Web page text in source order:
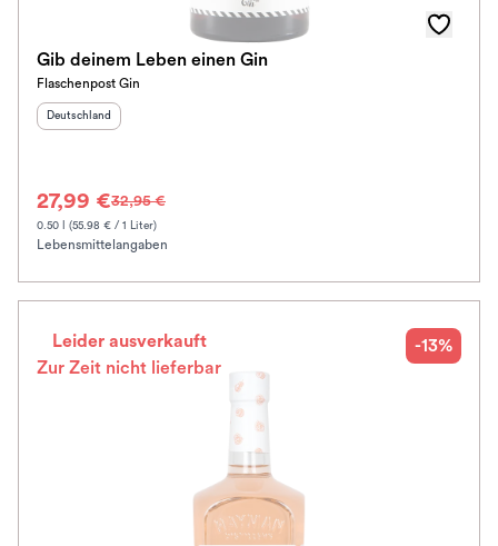
Gib deinem Leben einen Gin
Flaschenpost Gin
Herkunftsland
Deutschland
27,99 €32,95 €
0.50 l (55.98 € / 1 Liter)
Lebensmittelangaben
Leider ausverkauft
Zur Zeit nicht lieferbar
-13%